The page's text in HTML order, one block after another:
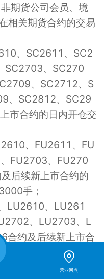
期货公司会员、境
相关期货合约的交易
、SC2611、SC2
SC2703、SC270
、SC2712、S
、SC2812、SC29
市合约的日内开仓交
、FU2611、FU
FU2703、FU270
后续新上市合约的
手；
LU2610、LU261
、LU2703、L
约及后续新上市合
为3000手。
仓交易的最大数量按
营业网点